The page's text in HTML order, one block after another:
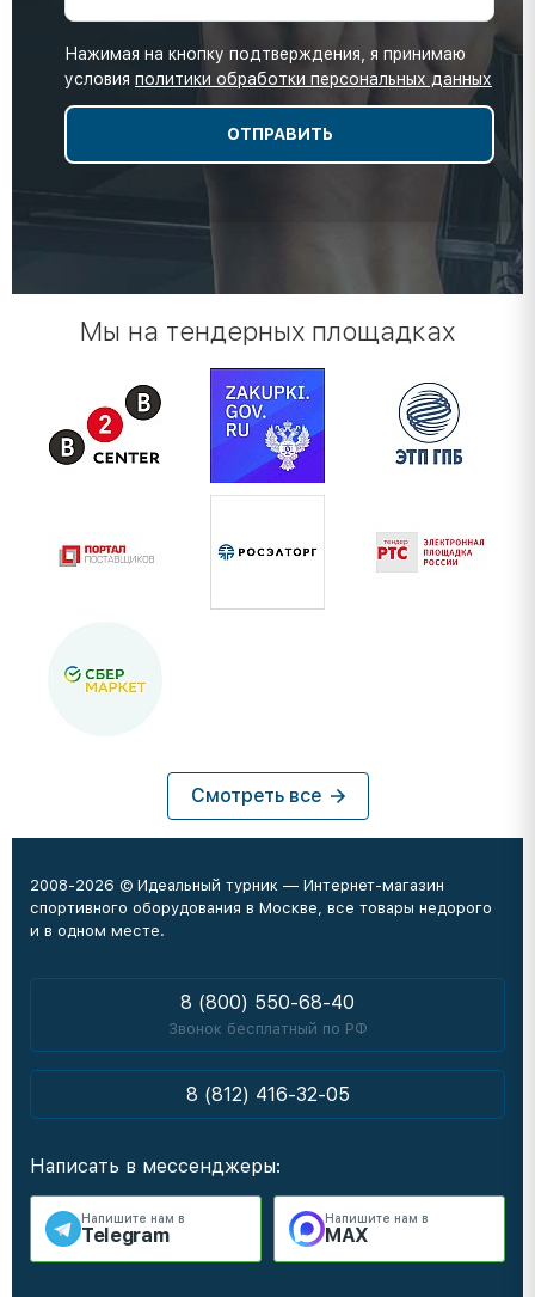
Нажимая на кнопку подтверждения, я принимаю
условия политики обработки персональных данных
Мы на тендерных площадках
Смотреть все
2008-2026 © Идеальный турник — Интернет-магазин
спортивного оборудования в Москве, все товары недорого
и в одном месте.
8 (800) 550-68-40
Звонок бесплатный по РФ
8 (812) 416-32-05
Написать в мессенджеры:
Напишите нам в
Telegram
Напишите нам в
MAX